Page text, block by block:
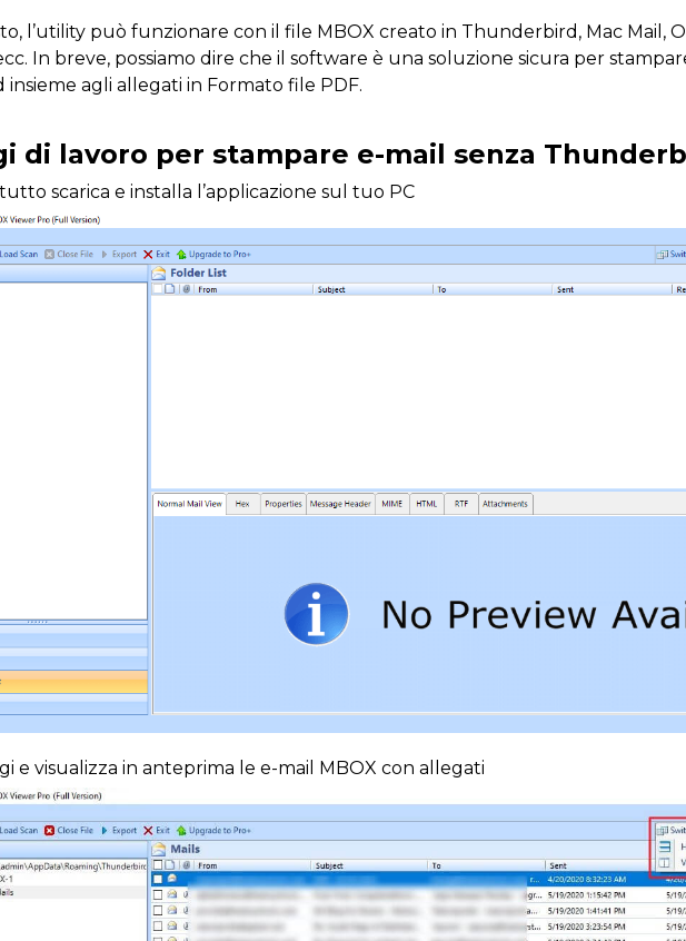
l’utility può funzionare con il file MBOX creato in Thunderbird, Mac Mail,
In breve, possiamo dire che il software è una soluzione sicura per
agli allegati in Formato file PDF.
di lavoro per stampare e-mail senza
scarica e installa l’applicazione sul tuo PC
e visualizza in anteprima le e-mail MBOX con allegati